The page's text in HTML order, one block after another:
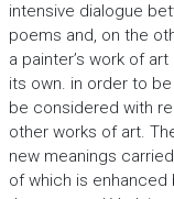
intensive dialogue
poems and, on the
a painter’s work of
its own. in order to
be considered with
other works of art.
new meanings
of which is enhanced